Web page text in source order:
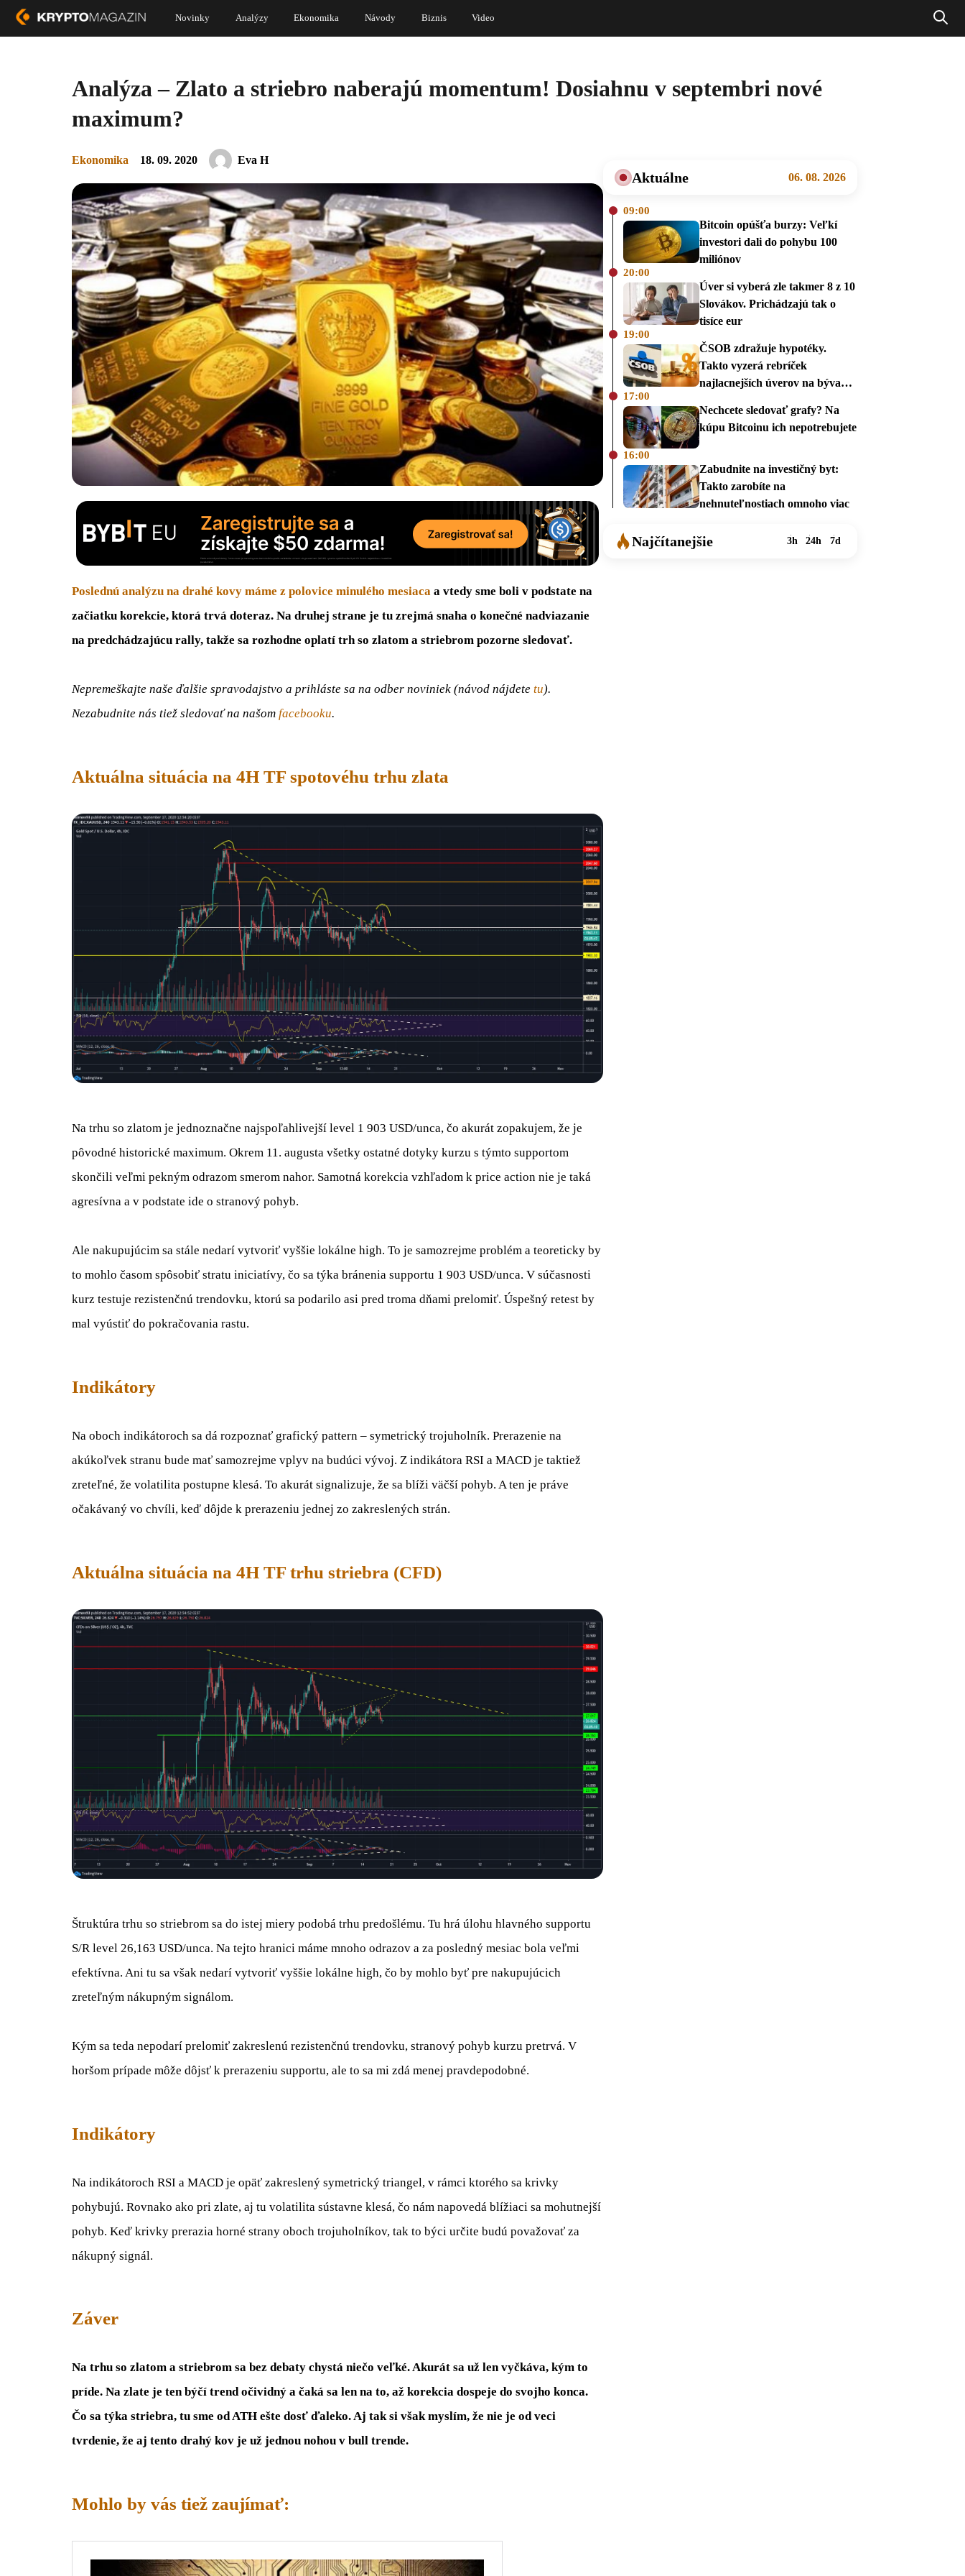
Novinky Analýzy Ekonomika Návody Biznis Video
Analýza – Zlato a striebro naberajú momentum! Dosiahnu v septembri nové
maximum?
Ekonomika 18. 09. 2020 Eva H
Poslednú analýzu na drahé kovy máme z polovice minulého mesiaca a vtedy sme boli v podstate na
začiatku korekcie, ktorá trvá doteraz. Na druhej strane je tu zrejmá snaha o konečné nadviazanie
na predchádzajúcu rally, takže sa rozhodne oplatí trh so zlatom a striebrom pozorne sledovať.
Nepremeškajte naše ďalšie spravodajstvo a prihláste sa na odber noviniek (návod nájdete tu).
Nezabudnite nás tiež sledovať na našom facebooku.
Aktuálna situácia na 4H TF spotovéhu trhu zlata
Na trhu so zlatom je jednoznačne najspoľahlivejší level 1 903 USD/unca, čo akurát zopakujem, že je
pôvodné historické maximum. Okrem 11. augusta všetky ostatné dotyky kurzu s týmto supportom
skončili veľmi pekným odrazom smerom nahor. Samotná korekcia vzhľadom k price action nie je taká
agresívna a v podstate ide o stranový pohyb.
Ale nakupujúcim sa stále nedarí vytvoriť vyššie lokálne high. To je samozrejme problém a teoreticky by
to mohlo časom spôsobiť stratu iniciatívy, čo sa týka bránenia supportu 1 903 USD/unca. V súčasnosti
kurz testuje rezistenčnú trendovku, ktorú sa podarilo asi pred troma dňami prelomiť. Úspešný retest by
mal vyústiť do pokračovania rastu.
Indikátory
Na oboch indikátoroch sa dá rozpoznať grafický pattern – symetrický trojuholník. Prerazenie na
akúkoľvek stranu bude mať samozrejme vplyv na budúci vývoj. Z indikátora RSI a MACD je taktiež
zreteľné, že volatilita postupne klesá. To akurát signalizuje, že sa blíži väčší pohyb. A ten je práve
očakávaný vo chvíli, keď dôjde k prerazeniu jednej zo zakreslených strán.
Aktuálna situácia na 4H TF trhu striebra (CFD)
Štruktúra trhu so striebrom sa do istej miery podobá trhu predošlému. Tu hrá úlohu hlavného supportu
S/R level 26,163 USD/unca. Na tejto hranici máme mnoho odrazov a za posledný mesiac bola veľmi
efektívna. Ani tu sa však nedarí vytvoriť vyššie lokálne high, čo by mohlo byť pre nakupujúcich
zreteľným nákupným signálom.
Kým sa teda nepodarí prelomiť zakreslenú rezistenčnú trendovku, stranový pohyb kurzu pretrvá. V
horšom prípade môže dôjsť k prerazeniu supportu, ale to sa mi zdá menej pravdepodobné.
Indikátory
Na indikátoroch RSI a MACD je opäť zakreslený symetrický triangel, v rámci ktorého sa krivky
pohybujú. Rovnako ako pri zlate, aj tu volatilita sústavne klesá, čo nám napovedá blížiaci sa mohutnejší
pohyb. Keď krivky prerazia horné strany oboch trojuholníkov, tak to býci určite budú považovať za
nákupný signál.
Záver
Na trhu so zlatom a striebrom sa bez debaty chystá niečo veľké. Akurát sa už len vyčkáva, kým to
príde. Na zlate je ten býčí trend očividný a čaká sa len na to, až korekcia dospeje do svojho konca.
Čo sa týka striebra, tu sme od ATH ešte dosť ďaleko. Aj tak si však myslím, že nie je od veci
tvrdenie, že aj tento drahý kov je už jednou nohou v bull trende.
Mohlo by vás tiež zaujímať:
Aktuálne 06. 08. 2026
09:00
Bitcoin opúšťa burzy: Veľkí
investori dali do pohybu 100
miliónov
20:00
Úver si vyberá zle takmer 8 z 10
Slovákov. Prichádzajú tak o
tisíce eur
19:00
ČSOB zdražuje hypotéky.
Takto vyzerá rebríček
najlacnejších úverov na bývanie
17:00
Nechcete sledovať grafy? Na
kúpu Bitcoinu ich nepotrebujete
16:00
Zabudnite na investičný byt:
Takto zarobíte na
nehnuteľnostiach omnoho viac
Najčítanejšie 3h 24h 7d